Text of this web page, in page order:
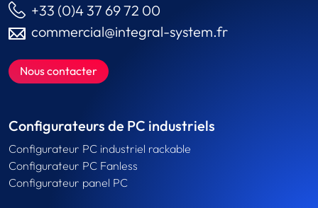
+33 (0)4 37 69 72 00
commercial@integral-system.fr
Nous contacter
Configurateurs de PC industriels
Configurateur PC industriel rackable
Configurateur PC Fanless
Configurateur panel PC